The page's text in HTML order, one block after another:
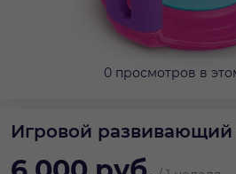
0 просмотров в
Игровой развивающий